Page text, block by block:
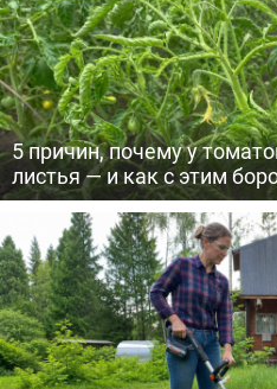
5 причин, почему у
листья — и как с этим